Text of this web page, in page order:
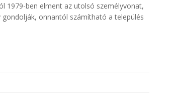
1979-ben elment az utolsó személyvonat,
gondolják, onnantól számítható a település